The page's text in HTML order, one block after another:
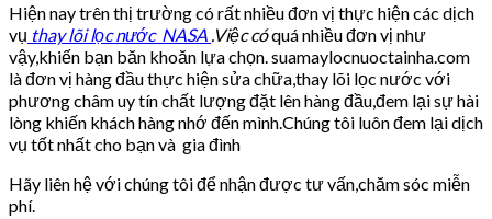
Hiện nay trên thị trường có rất nhiều đơn vị thực hiện các dịch
vụ thay lõi lọc nước NASA .Việc cóquá nhiều đơn vị như
vậy,khiến bạn băn khoăn lựa chọn. suamaylocnuoctainha.com
là đơn vị hàng đầu thực hiện sửa chữa,thay lõi lọc nước với
phương châm uy tín chất lượng đặt lên hàng đầu,đem lại sự hài
lòng khiến khách hàng nhớ đến mình.Chúng tôi luôn đem lại dịch
vụ tốt nhất cho bạn và gia đình
Hãy liên hệ với chúng tôi để nhận được tư vấn,chăm sóc miễn
phí.